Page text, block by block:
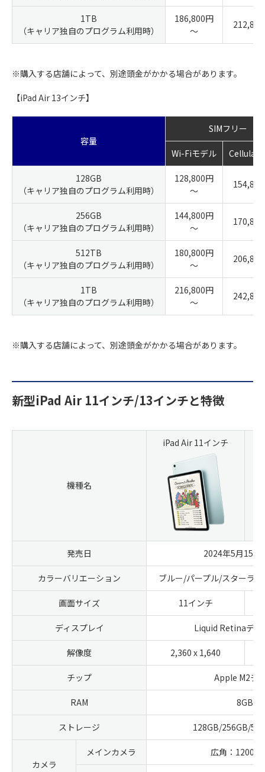
1TB
（キャリア独自のプログラム利用時）
186,800円
～
※購入する店舗によって、別途頭金がかかる場合があります。
【iPad Air 13インチ】
容量
SIMフリー
Wi-Fiモデル Cellular
128GB
（キャリア独自のプログラム利用時）
128,800円
～
256GB
（キャリア独自のプログラム利用時）
144,800円
～
512TB
（キャリア独自のプログラム利用時）
180,800円
～
1TB
（キャリア独自のプログラム利用時）
216,800円
～
※購入する店舗によって、別途頭金がかかる場合があります。
新型iPad Air 11インチ/13インチと特徴
機種名
iPad Air 11インチ
発売日 2024年5月15日
カラーバリエーション ブルー/パープル/スターラ
画面サイズ 11インチ
ディスプレイ Liquid Retinaディ
解像度 2,360 x 1,640
チップ Apple M2チ
RAM 8GB
ストレージ 128GB/256GB/
カメラ
メインカメラ 広角：1200万